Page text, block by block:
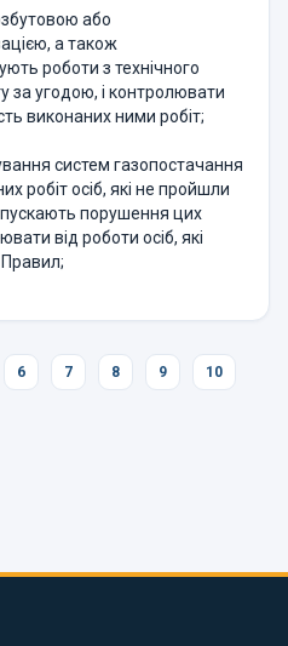
або
а також
роботи з технічного
за угодою, і контролювати
виконаних ними робіт;
систем газопостачання
робіт осіб, які не пройшли
порушення цих
від роботи осіб, які
6 7 8 9 10